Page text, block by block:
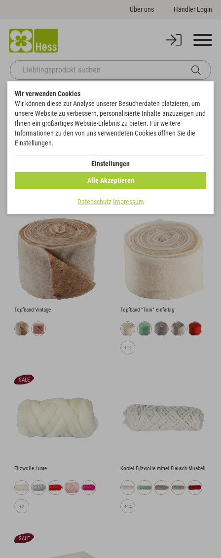
Über uns Händler Login
Startseite Basics Bänder, Filz & Wolle
Filz & Wolle
Topfband Vintage Topfband "Toni" einfarbig
+19
SALE
Filzwolle Lunte
+2
Kordel Filzwolle mittel Flausch Mirabell
+14
SALE
Wir verwenden Cookies
Wir können diese zur Analyse unserer Besucherdaten platzieren, um
unsere Website zu verbessern, personalisierte Inhalte anzuzeigen und
Ihnen ein großartiges Website-Erlebnis zu bieten. Für weitere
Informationen zu den von uns verwendeten Cookies öffnen Sie die
Einstellungen.
Einstellungen
Alle Akzeptieren
Datenschutz Impressum